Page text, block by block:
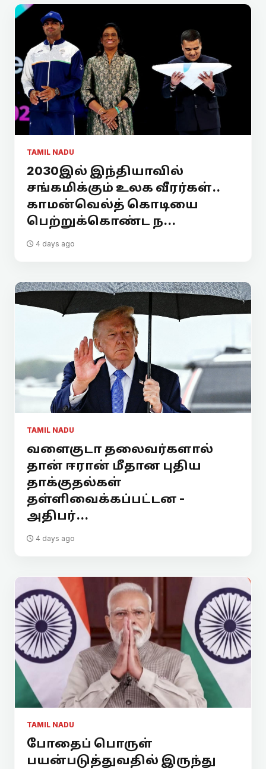
TAMIL NADU
2030இல் இந்தியாவில்
சங்கமிக்கும் உலக வீரர்கள்..
காமன்வெல்த் கொடியை
பெற்றுக்கொண்ட ந...
4 days ago
TAMIL NADU
வளைகுடா தலைவர்களால்
தான் ஈரான் மீதான புதிய
தாக்குதல்கள்
தள்ளிவைக்கப்பட்டன -
அதிபர்...
4 days ago
TAMIL NADU
போதைப் பொருள்
பயன்படுத்துவதில் இருந்து